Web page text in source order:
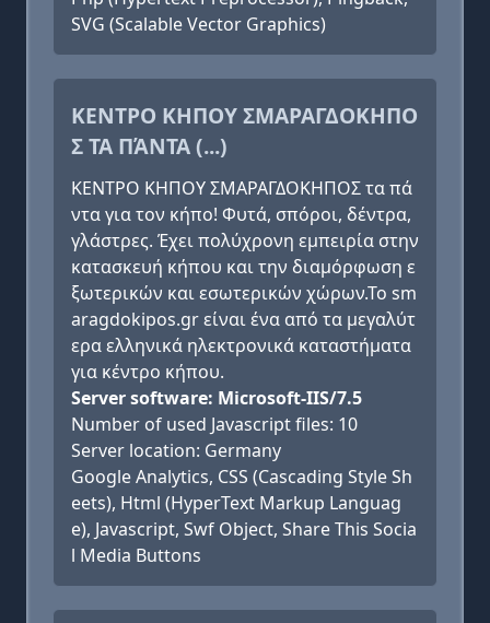
SVG (Scalable Vector Graphics)
ΚΕΝΤΡΟ ΚΗΠΟΥ ΣΜΑΡΑΓΔΟΚΗΠΟ
Σ ΤΑ ΠΆΝΤΑ (...)
ΚΕΝΤΡΟ ΚΗΠΟΥ ΣΜΑΡΑΓΔΟΚΗΠΟΣ τα πά
ντα για τον κήπο! Φυτά, σπόροι, δέντρα,
γλάστρες. Έχει πολύχρονη εμπειρία στην
κατασκευή κήπου και την διαμόρφωση ε
ξωτερικών και εσωτερικών χώρων.Το sm
aragdokipos.gr είναι ένα από τα μεγαλύτ
ερα ελληνικά ηλεκτρονικά καταστήματα
για κέντρο κήπου.
Server software: Microsoft-IIS/7.5
Number of used Javascript files: 10
Server location: Germany
Google Analytics, CSS (Cascading Style Sh
eets), Html (HyperText Markup Languag
e), Javascript, Swf Object, Share This Socia
l Media Buttons